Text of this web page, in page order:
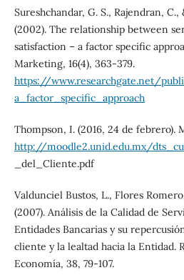
Sureshchandar, G. S., Rajendran,
(2002). The relationship between
satisfaction – a factor specific
Marketing, 16(4), 363-379.
https://www.researchgate.net/
a_factor_specific_approach
Thompson, I. (2016, 24 de febrero).
http://moodle2.unid.edu.mx/
_del_Cliente.pdf
Valdunciel Bustos, L., Flores
(2007). Análisis de la Calidad de
Entidades Bancarias y su
cliente y la lealtad hacia la Entidad.
Economía, 38, 79-107.